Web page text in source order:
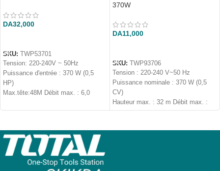
DA32,000
SKU:
TWP53701
Tension: 220-240V ~ 50Hz
Puissance d'entrée : 370 W (0,5
HP)
Max.tête:48M Débit max. : 6,0
370W
DA11,000
SKU:
TWP93706
Tension : 220-240 V~50 Hz
Puissance nominale : 370 W (0,5
CV)
Hauteur max. : 32 m Débit max. :
35 L/min